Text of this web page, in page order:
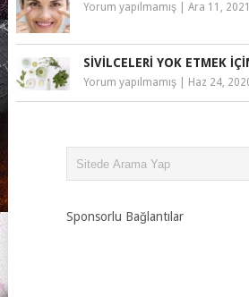
Yorum yapılmamış| Ara 11, 2021
SIVILCELERI YOK ETMEK
Yorum yapılmamış| Haz 24,
Sponsorlu Bağlantılar